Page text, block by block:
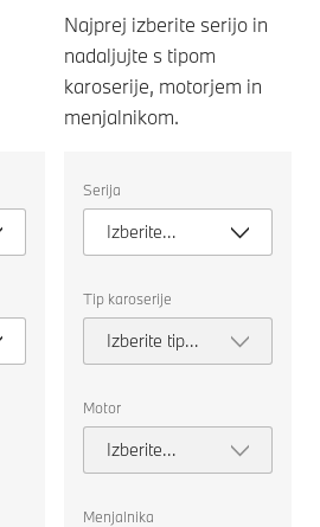
Najprej izberite serijo in
nadaljujte s tipom
karoserije, motorjem in
menjalnikom.
naslednje
lastnosti
izbiro
za
primerjavo.
Serija
Izberite
serijo
Tip karoserije
Izberite tip
karoserije
Motor
Izberite
motor
Menjalnika